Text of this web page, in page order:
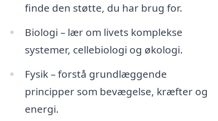
finde den støtte, du har brug for.
Biologi – lær om livets komplekse
systemer, cellebiologi og økologi.
Fysik – forstå grundlæggende
principper som bevægelse, kræfter og
energi.